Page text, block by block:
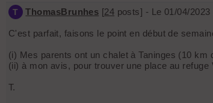
T ThomasBrunhes [24 posts] - Le 01/04/2023
C'est parfait, faisons le point en début de
(i) Mes parents ont un chalet à Taninges (10
(ii) à mon avis, pour trouver une place au
T.